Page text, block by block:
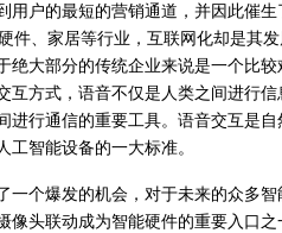
户的最短的营销通道，并因此催生
件、家居等行业，互联网化却是其
大部分的传统企业来说是一个比较
方式，语音不仅是人类之间进行信
行通信的重要工具。语音交互是自
智能设备的一大标准。
个爆发的机会，对于未来的众多智
头联动成为智能硬件的重要入口之